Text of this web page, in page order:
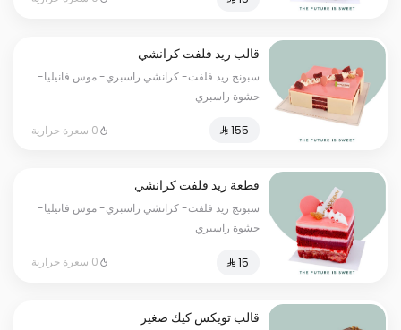
قالب ريد فلفت كرانشي
سبونج ريد فلفت- كرانشي راسبري- موس فانيليا-
حشوة راسبري
0 سعرة حرارية
قطعة ريد فلفت كرانشي
سبونج ريد فلفت- كرانشي راسبري- موس فانيليا-
حشوة راسبري
0 سعرة حرارية
قالب تويكس كيك صغير